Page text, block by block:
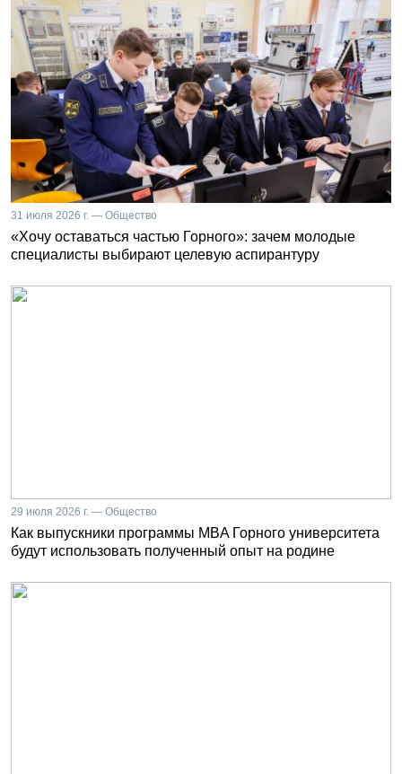
31 июля 2026 г. — Общество
«Хочу оставаться частью Горного»: зачем молодые
специалисты выбирают целевую аспирантуру
29 июля 2026 г. — Общество
Как выпускники программы MBA Горного университета
будут использовать полученный опыт на родине